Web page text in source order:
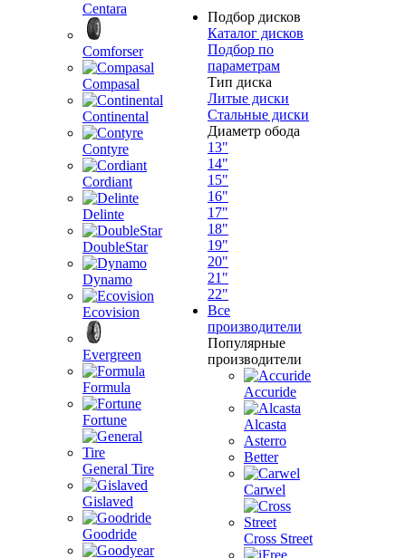
Centara
Comforser
Compasal
Continental
Contyre
Cordiant
Delinte
DoubleStar
Dynamo
Ecovision
Evergreen
Formula
Fortune
General Tire
Gislaved
Goodride
Подбор дисков
Каталог дисков
Подбор по
параметрам
Тип диска
Литые диски
Стальные диски
Диаметр обода
13"
14"
15"
16"
17"
18"
19"
20"
21"
22"
Все
производители
Популярные
производители
Accuride
Alcasta
Asterro
Better
Carwel
Cross Street